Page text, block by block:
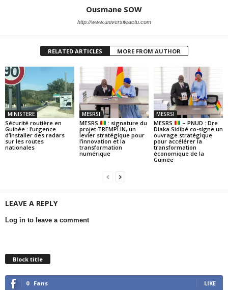
Ousmane SOW
http://www.universiteactu.com
RELATED ARTICLES MORE FROM AUTHOR
MINISTERE
Sécurité routière en
Guinée : l’urgence
d’installer des radars
sur les routes
nationales
MESRSI
MESRS
: signature du
projet TREMPLIN, un
levier stratégique pour
l’innovation et la
transformation
numérique
MESRSI
MESRS
– PNUD : Dre
Diaka Sidibé co-signe un
ouvrage stratégique
pour accélérer la
transformation
économique de la
Guinée
LEAVE A REPLY
Log in to leave a comment
Block title
0 Fans LIKE